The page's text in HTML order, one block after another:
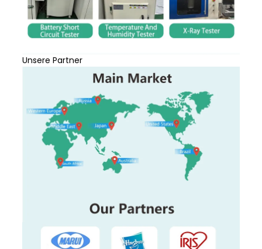
Unsere Partner